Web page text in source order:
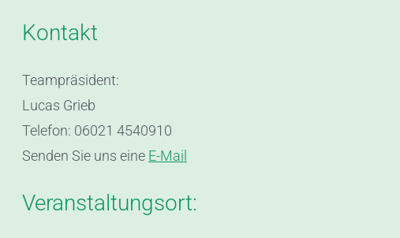
Kontakt
Teampräsident:
Lucas Grieb
Telefon: 06021 4540910
Senden Sie uns eine E-Mail
Veranstaltungsort: